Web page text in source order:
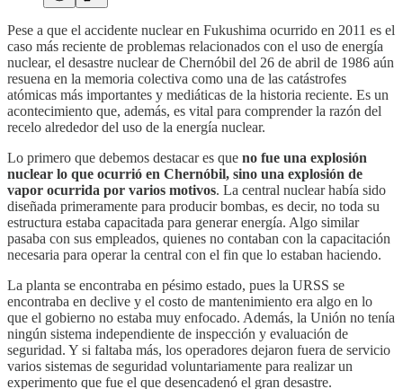
Pese a que el accidente nuclear en Fukushima ocurrido en 2011 es el
caso más reciente de problemas relacionados con el uso de energía
nuclear, el desastre nuclear de Chernóbil del 26 de abril de 1986 aún
resuena en la memoria colectiva como una de las catástrofes
atómicas más importantes y mediáticas de la historia reciente. Es un
acontecimiento que, además, es vital para comprender la razón del
recelo alrededor del uso de la energía nuclear.
Lo primero que debemos destacar es que no fue una explosión
nuclear lo que ocurrió en Chernóbil, sino una explosión de
vapor ocurrida por varios motivos. La central nuclear había sido
diseñada primeramente para producir bombas, es decir, no toda su
estructura estaba capacitada para generar energía. Algo similar
pasaba con sus empleados, quienes no contaban con la capacitación
necesaria para operar la central con el fin que lo estaban haciendo.
La planta se encontraba en pésimo estado, pues la URSS se
encontraba en declive y el costo de mantenimiento era algo en lo
que el gobierno no estaba muy enfocado. Además, la Unión no tenía
ningún sistema independiente de inspección y evaluación de
seguridad. Y si faltaba más, los operadores dejaron fuera de servicio
varios sistemas de seguridad voluntariamente para realizar un
experimento que fue el que desencadenó el gran desastre.